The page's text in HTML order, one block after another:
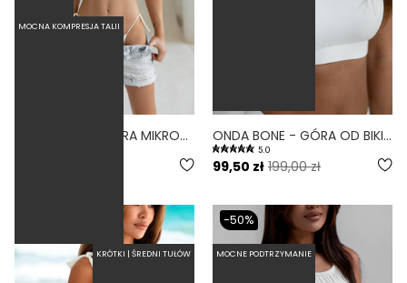
NANO BONE - GÓRA MIKROBIKINI DO OPALANIA BIAŁA
ONDA BONE - GÓRA OD BIKINI SPORTOWA BIAŁY
5.0
99,50 zł 199,00 zł
MOCNA KOMPRESJA TALII
KRÓTKI | ŚREDNI TUŁÓW MOCNE PODTRZYMANIE
-50%